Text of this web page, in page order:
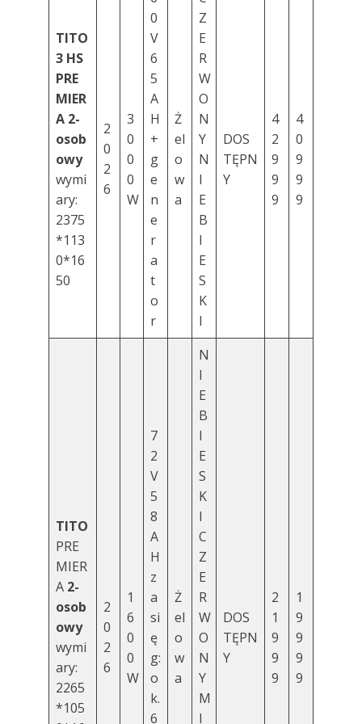
TITO
3 HS
PRE
MIER
A 2-
osob
owy
wymi
ary:
2375
*113
0*16
50
2
0
2
6
3
0
0
0
W
0
V
6
5
A
H
+
g
e
n
e
r
a
t
o
r
Ż
el
o
w
a
Z
E
R
W
O
N
Y
N
I
E
B
I
E
S
K
I
DOS
TĘPN
Y
4
2
9
9
9
4
0
9
9
9
TITO
PRE
MIER
A 2-
osob
owy
wymi
ary:
2265
*105
2
0
2
6
1
6
0
0
W
7
2
V
5
8
A
H
z
a
si
ę
g:
o
k.
6
Ż
el
o
w
a
N
I
E
B
I
E
S
K
I
C
Z
E
R
W
O
N
Y
M
I
DOS
TĘPN
Y
2
1
9
9
9
1
9
9
9
9